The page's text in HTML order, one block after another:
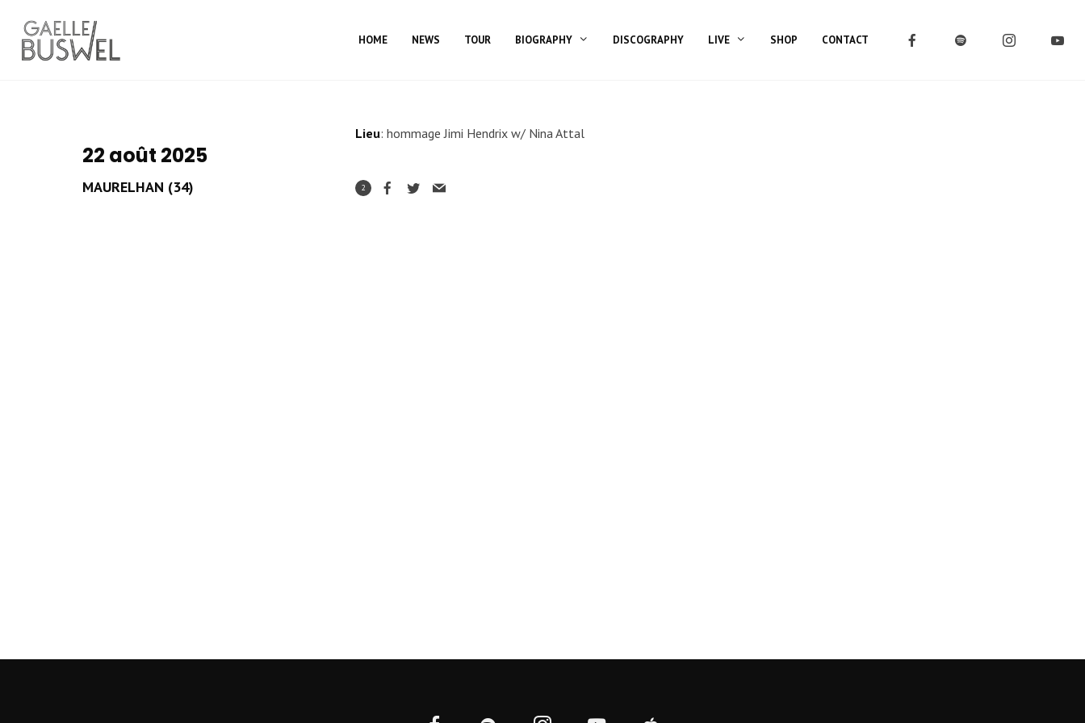
HOME NEWS TOUR BIOGRAPHY DISCOGRAPHY LIVE SHOP CONTACT
22 août 2025
MAURELHAN (34)
Lieu: hommage Jimi Hendrix w/ Nina Attal
2